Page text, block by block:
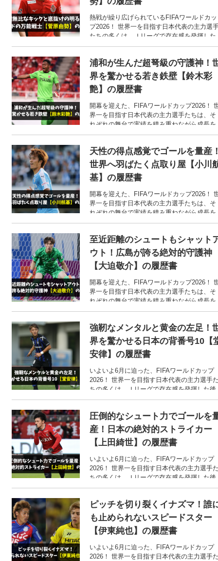
熱戦が繰り広げられているFIFAワールドカッ
プ2026！ 世界一を目指す日本代表の主力選
たちの多くは、Ｊリーグで存在感を発揮した
後に海外へと渡った選手たちです。 そこで今
待される、菅原由勢選手のここまでの歩みを
ご紹介します！
浦和が生んだ超弩級の守護神！
界を驚かせる若き鉄壁【鈴木彩
艶】の履歴書
開幕を迎えた、FIFAワールドカップ2026！
界一を目指す日本代表の主力選手たちは、そ
れぞれの舞台で実績を積み重ねながら成長を
遂げてきました。 そこで今回は、FIFAワー
艶選手のここまでの歩みをご紹介します！
天性の得点感覚でゴールを量産
世界へ羽ばたく点取り屋【小川
基】の履歴書
開幕を迎えた、FIFAワールドカップ2026！
界一を目指す日本代表の主力選手たちは、そ
れぞれの舞台で実績を積み重ねながら成長を
遂げてきました。 そこで今回は、FIFAワー
基選手のここまでの歩みをご紹介します！
至近距離のシュートもシャット
ウト！広島が誇る絶対的守護神
【大迫敬介】の履歴書
開幕を迎えた、FIFAワールドカップ2026！
界一を目指す日本代表の主力選手たちは、そ
れぞれの舞台で実績を積み重ねながら成長を
遂げてきました。 そこで今回は、FIFAワー
介選手のここまでの歩みをご紹介します！
強靭なメンタルと黄金の左足！
界を驚かせる日本の背番号10【
安律】の履歴書
いよいよ6月に迫った、FIFAワールドカップ
2026！ 世界一を目指す日本代表の主力選手
ちの多くは、Ｊリーグで存在感を発揮した後
に海外へと渡った選手たちです。 そこで今回
される、堂安律選手のここまでの歩みをご紹
介します！
圧倒的なシュート力でゴールを
産！日本の絶対的ストライカー
【上田綺世】の履歴書
いよいよ6月に迫った、FIFAワールドカップ
2026！ 世界一を目指す日本代表の主力選手
ちの多くは、Ｊリーグで存在感を発揮した後
に海外へと渡った選手たちです。 そこで今回
される、上田綺世選手のここまでの歩みをご
紹介します！
ピッチを切り裂くイナズマ！誰
も止められないスピードスター
【伊東純也】の履歴書
いよいよ6月に迫った、FIFAワールドカップ
2026！ 世界一を目指す日本代表の主力選手